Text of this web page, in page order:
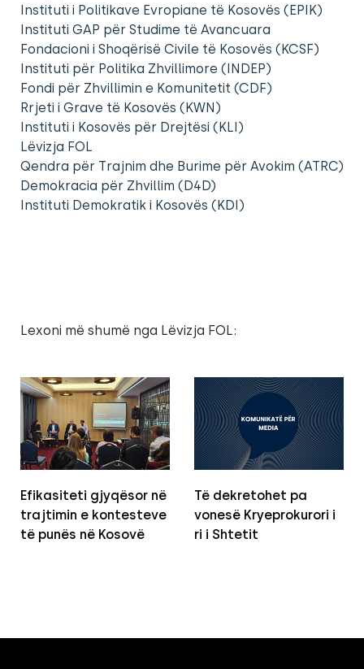
Instituti i Politikave Evropiane të Kosovës (EPIK)
Instituti GAP për Studime të Avancuara
Fondacioni i Shoqërisë Civile të Kosovës (KCSF)
Instituti për Politika Zhvillimore (INDEP)
Fondi për Zhvillimin e Komunitetit (CDF)
Rrjeti i Grave të Kosovës (KWN)
Instituti i Kosovës për Drejtësi (KLI)
Lëvizja FOL
Qendra për Trajnim dhe Burime për Avokim (ATRC)
Demokracia për Zhvillim (D4D)
Instituti Demokratik i Kosovës (KDI)
Lexoni më shumë nga Lëvizja FOL:
Efikasiteti gjyqësor në
trajtimin e kontesteve
të punës në Kosovë
Të dekretohet pa
vonesë Kryeprokurori i
ri i Shtetit